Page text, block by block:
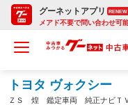
グーネットアプリ RENEW
メアド不要で問い合わせ可
トヨタ ヴォクシー
ＺＳ 煌 鑑定車両 純正ナビＴ